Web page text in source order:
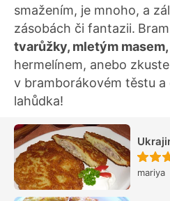
smažením, je mnoho, a
zásobách či fantazii.
tvarůžky, mletým
hermelínem, anebo
v bramborákovém těstu a
lahůdka!
mariya